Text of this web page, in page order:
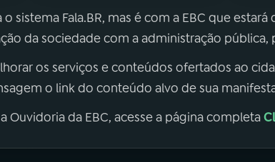
sistema Fala.BR, mas é com a EBC que estará
da sociedade com a administração pública,
os serviços e conteúdos ofertados ao
o link do conteúdo alvo de sua
Ouvidoria da EBC, acesse a página completa